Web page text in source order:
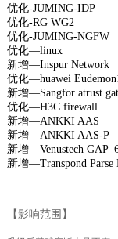
优化-JUMING-IDP
优化-RG WG2
优化-JUMING-NGFW
优化—linux
新增—Inspur Network
优化—huawei
新增—Sangfor atrust
优化—H3C firewall
新增—ANKKI AAS
新增—ANKKI AAS-P
新增—Venustech
新增—Transpond Parse
【影响范围】